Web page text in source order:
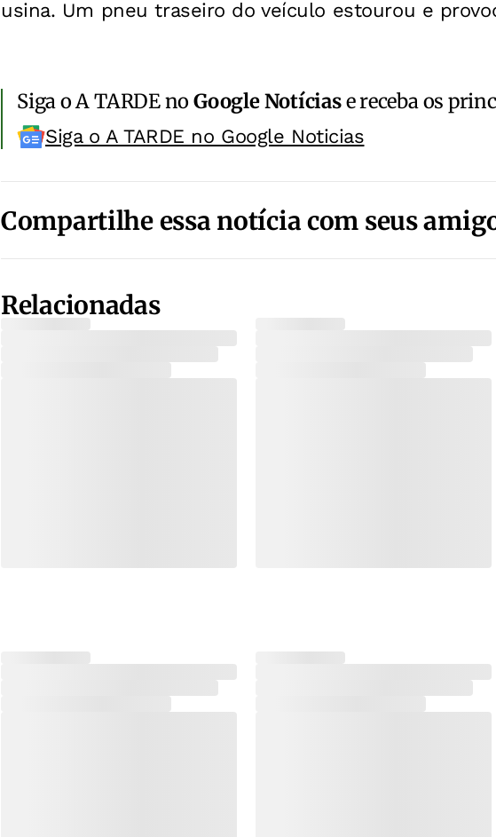
usina. Um pneu traseiro do veículo estourou e
Siga o A TARDE noGoogle Notíciase receba os
Siga o A TARDE no Google Noticias
Compartilhe essa notícia com seus
Relacionadas